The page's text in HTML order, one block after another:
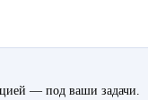
— под ваши задачи.